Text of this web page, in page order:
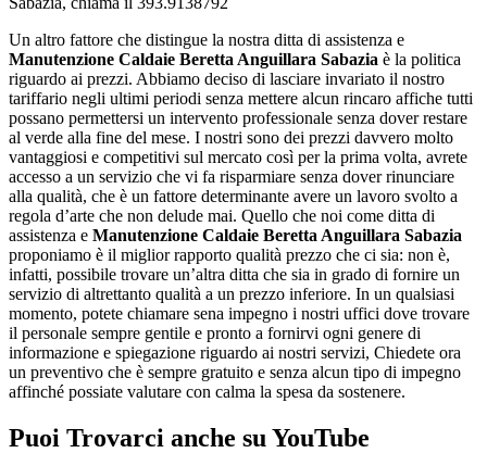
Un altro fattore che distingue la nostra ditta di assistenza e
Manutenzione Caldaie Beretta Anguillara Sabazia è la politica
riguardo ai prezzi. Abbiamo deciso di lasciare invariato il nostro
tariffario negli ultimi periodi senza mettere alcun rincaro affiche tutti
possano permettersi un intervento professionale senza dover restare
al verde alla fine del mese. I nostri sono dei prezzi davvero molto
vantaggiosi e competitivi sul mercato così per la prima volta, avrete
accesso a un servizio che vi fa risparmiare senza dover rinunciare
alla qualità, che è un fattore determinante avere un lavoro svolto a
regola d’arte che non delude mai. Quello che noi come ditta di
assistenza e Manutenzione Caldaie Beretta Anguillara Sabazia
proponiamo è il miglior rapporto qualità prezzo che ci sia: non è,
infatti, possibile trovare un’altra ditta che sia in grado di fornire un
servizio di altrettanto qualità a un prezzo inferiore. In un qualsiasi
momento, potete chiamare sena impegno i nostri uffici dove trovare
il personale sempre gentile e pronto a fornirvi ogni genere di
informazione e spiegazione riguardo ai nostri servizi, Chiedete ora
un preventivo che è sempre gratuito e senza alcun tipo di impegno
affinché possiate valutare con calma la spesa da sostenere.
Puoi Trovarci anche su YouTube